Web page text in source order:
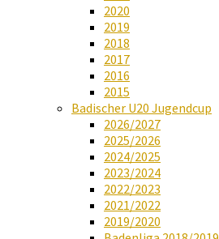
2020
2019
2018
2017
2016
2015
Badischer U20 Jugendcup
2026/2027
2025/2026
2024/2025
2023/2024
2022/2023
2021/2022
2019/2020